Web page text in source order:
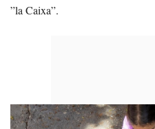
”la Caixa”.